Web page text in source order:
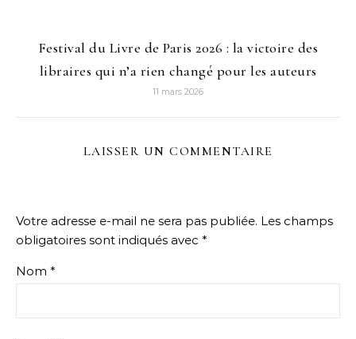
Festival du Livre de Paris 2026 : la victoire des
libraires qui n’a rien changé pour les auteurs
11 mars 2026
LAISSER UN COMMENTAIRE
Votre adresse e-mail ne sera pas publiée. Les champs
obligatoires sont indiqués avec *
Nom *